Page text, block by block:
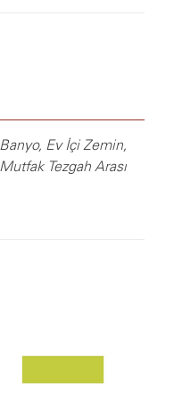
Banyo, Ev İçi Zemin,
Mutfak Tezgah Arası